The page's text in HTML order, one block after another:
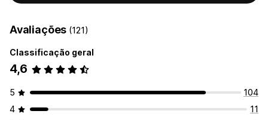
Avaliações (121)
Classificação geral
4,6
5
104
4
11